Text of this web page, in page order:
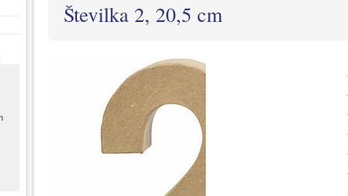
Številka 2, 20,5 cm